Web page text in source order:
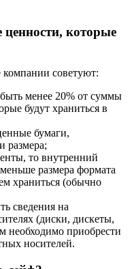
которые
компании советуют:
менее 20% от суммы
будут храниться в
бумаги,
размера;
то внутренний
размера формата
храниться (обычно
сведения на
(диски, дискеты,
необходимо приобрести
носителей.